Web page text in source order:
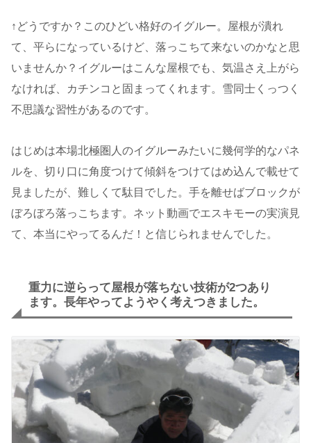
↑どうですか？このひどい格好のイグルー。屋根が潰れ
て、平らになっているけど、落っこちて来ないのかなと思
いませんか？イグルーはこんな屋根でも、気温さえ上がら
なければ、カチンコと固まってくれます。雪同士くっつく
不思議な習性があるのです。
はじめは本場北極圏人のイグルーみたいに幾何学的なパネ
ルを、切り口に角度つけて傾斜をつけてはめ込んで載せて
見ましたが、難しくて駄目でした。手を離せばブロックが
ぼろぼろ落っこちます。ネット動画でエスキモーの実演見
て、本当にやってるんだ！と信じられませんでした。
重力に逆らって屋根が落ちない技術が2つあり
ます。長年やってようやく考えつきました。